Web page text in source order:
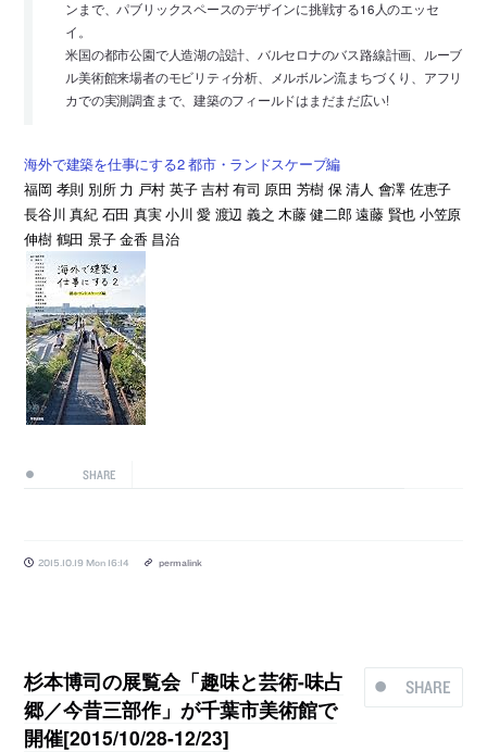
ンまで、パブリックスペースのデザインに挑戦する16人のエッセ
イ。
米国の都市公園で人造湖の設計、バルセロナのバス路線計画、ルーブ
ル美術館来場者のモビリティ分析、メルボルン流まちづくり、アフリ
カでの実測調査まで、建築のフィールドはまだまだ広い!
海外で建築を仕事にする2 都市・ランドスケープ編
福岡 孝則 別所 力 戸村 英子 吉村 有司 原田 芳樹 保 清人 會澤 佐恵子
長谷川 真紀 石田 真実 小川 愛 渡辺 義之 木藤 健二郎 遠藤 賢也 小笠原
伸樹 鶴田 景子 金香 昌治
SHARE
2015.10.19 Mon 16:14 permalink
SHARE
杉本博司の展覧会「趣味と芸術-味占
郷／今昔三部作」が千葉市美術館で
開催[2015/10/28-12/23]